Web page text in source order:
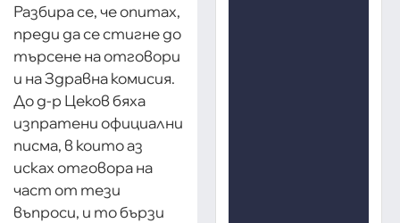
Разбира се, че опитах,
преди да се стигне до
търсене на отговори
и на Здравна комисия.
До д-р Цеков бяха
изпратени официални
писма, в които аз
исках отговора на
част от тези
въпроси, и то бързи